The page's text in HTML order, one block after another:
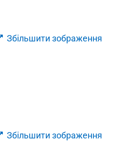
Збільшити зображення
Збільшити зображення